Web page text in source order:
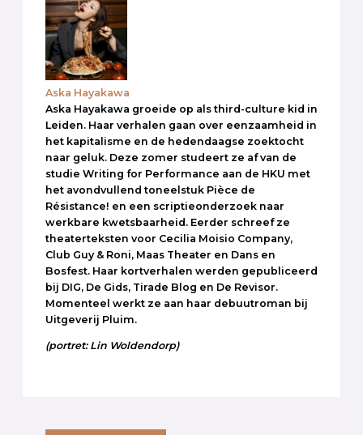
Aska Hayakawa
Aska Hayakawa groeide op als third-culture kid in
Leiden. Haar verhalen gaan over eenzaamheid in
het kapitalisme en de hedendaagse zoektocht
naar geluk. Deze zomer studeert ze af van de
studie Writing for Performance aan de HKU met
het avondvullend toneelstuk Pièce de
Résistance! en een scriptieonderzoek naar
werkbare kwetsbaarheid. Eerder schreef ze
theaterteksten voor Cecilia Moisio Company,
Club Guy & Roni, Maas Theater en Dans en
Bosfest. Haar kortverhalen werden gepubliceerd
bij DIG, De Gids, Tirade Blog en De Revisor.
Momenteel werkt ze aan haar debuutroman bij
Uitgeverij Pluim.
(portret: Lin Woldendorp)